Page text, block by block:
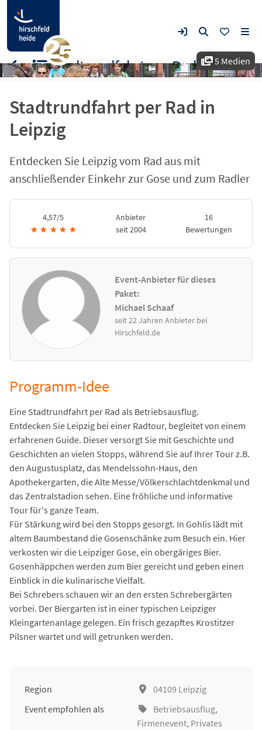
5 Medien
Stadtrundfahrt per Rad in
Leipzig
Entdecken Sie Leipzig vom Rad aus mit
anschließender Einkehr zur Gose und zum Radler
4,57/5
★ ★ ★ ★ ★
Anbieter
seit 2004
16
Bewertungen
Event-Anbieter für dieses
Paket:
Michael Schaaf
seit 22 Jahren Anbieter bei
Hirschfeld.de
Stadtrundfahrt per Rad in Leipzig
Programm-Idee
Eine Stadtrundfahrt per Rad als Betriebsausflug.
Entdecken Sie Leipzig bei einer Radtour, begleitet von einem
erfahrenen Guide. Dieser versorgt Sie mit Geschichte und
Geschichten an vielen Stopps, während Sie auf Ihrer Tour z.B.
den Augustusplatz, das Mendelssohn-Haus, den
Apothekergarten, die Alte Messe/Völkerschlachtdenkmal und
das Zentralstadion sehen. Eine fröhliche und informative
Tour für's ganze Team.
Für Stärkung wird bei den Stopps gesorgt. In Gohlis lädt mit
altem Baumbestand die Gosenschänke zum Besuch ein. Hier
verkosten wir die Leipziger Gose, ein obergäriges Bier.
Gosenhäppchen werden zum Bier gereicht und geben einen
Einblick in die kulinarische Vielfalt.
Bei Schrebers schauen wir an den ersten Schrebergärten
vorbei. Der Biergarten ist in einer typischen Leipziger
Kleingartenanlage gelegen. Ein frisch gezapftes Krostitzer
Pilsner wartet und will getrunken werden.
Region
04109 Leipzig
Event empfohlen als
Betriebsausflug,
Firmenevent, Privates